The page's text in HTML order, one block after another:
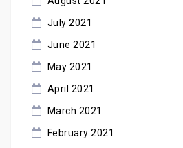
July 2021
June 2021
May 2021
April 2021
March 2021
February 2021